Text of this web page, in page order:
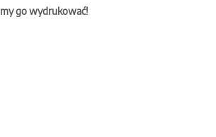
go wydrukować!